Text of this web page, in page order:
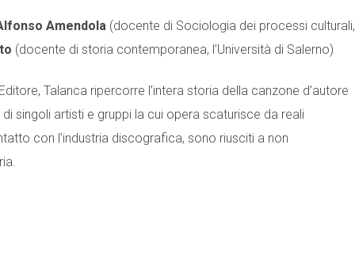
Amendola (docente di Sociologia dei processi culturali,
(docente di storia contemporanea, l’Università di Salerno)
Talanca ripercorre l’intera storia della canzone d’autore
singoli artisti e gruppi la cui opera scaturisce da reali
con l’industria discografica, sono riusciti a non